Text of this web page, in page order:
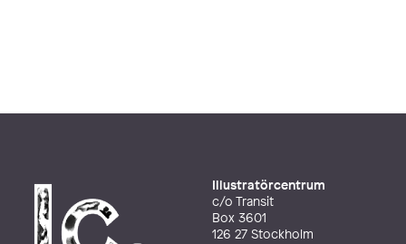
Illustratörcentrum
c/o Transit
Box 3601
126 27 Stockholm